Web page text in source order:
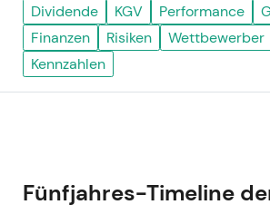
Dividende KGV Performance
Finanzen
Risiken Wettbewerber
Kennzahlen
Fünfjahres-Timeline